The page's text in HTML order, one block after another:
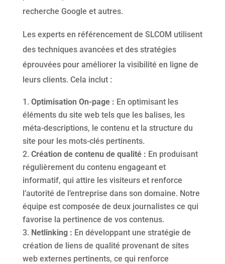
recherche Google et autres.
Les experts en référencement de SLCOM utilisent
des techniques avancées et des stratégies
éprouvées pour améliorer la visibilité en ligne de
leurs clients. Cela inclut :
Optimisation On-page : En optimisant les
éléments du site web tels que les balises, les
méta-descriptions, le contenu et la structure du
site pour les mots-clés pertinents.
Création de contenu de qualité : En produisant
régulièrement du contenu engageant et
informatif, qui attire les visiteurs et renforce
l’autorité de l’entreprise dans son domaine. Notre
équipe est composée de deux journalistes ce qui
favorise la pertinence de vos contenus.
Netlinking : En développant une stratégie de
création de liens de qualité provenant de sites
web externes pertinents, ce qui renforce